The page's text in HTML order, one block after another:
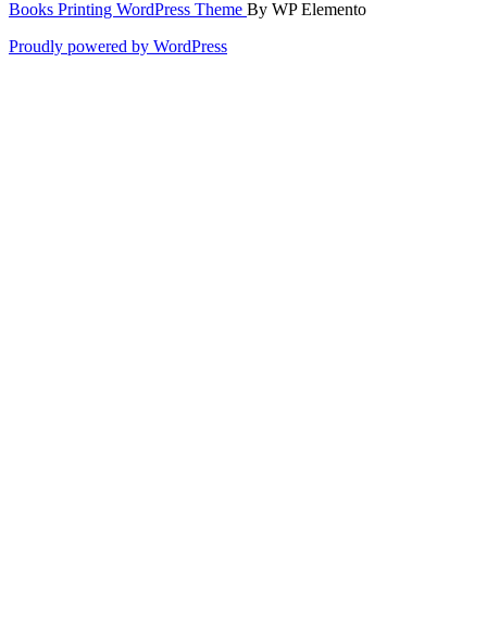
Books Printing WordPress Theme By WP Elemento
Proudly powered by WordPress